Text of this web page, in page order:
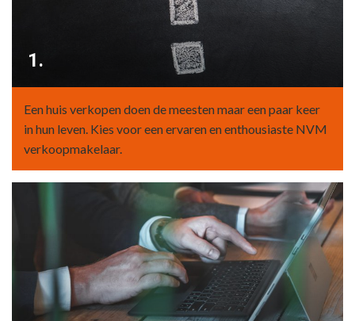
1.
Een huis verkopen doen de meesten maar een paar keer
in hun leven. Kies voor een ervaren en enthousiaste NVM
verkoopmakelaar.